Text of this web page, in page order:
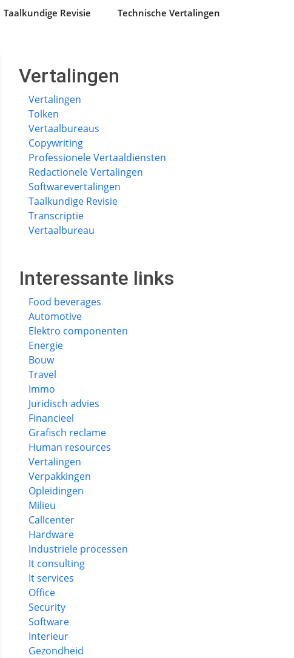
Taalkundige Revisie Technische Vertalingen
Vertalingen
Vertalingen
Tolken
Vertaalbureaus
Copywriting
Professionele Vertaaldiensten
Redactionele Vertalingen
Softwarevertalingen
Taalkundige Revisie
Transcriptie
Vertaalbureau
Interessante links
Food beverages
Automotive
Elektro componenten
Energie
Bouw
Travel
Immo
Juridisch advies
Financieel
Grafisch reclame
Human resources
Vertalingen
Verpakkingen
Opleidingen
Milieu
Callcenter
Hardware
Industriele processen
It consulting
It services
Office
Security
Software
Interieur
Gezondheid